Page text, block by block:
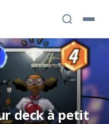
deck à petit